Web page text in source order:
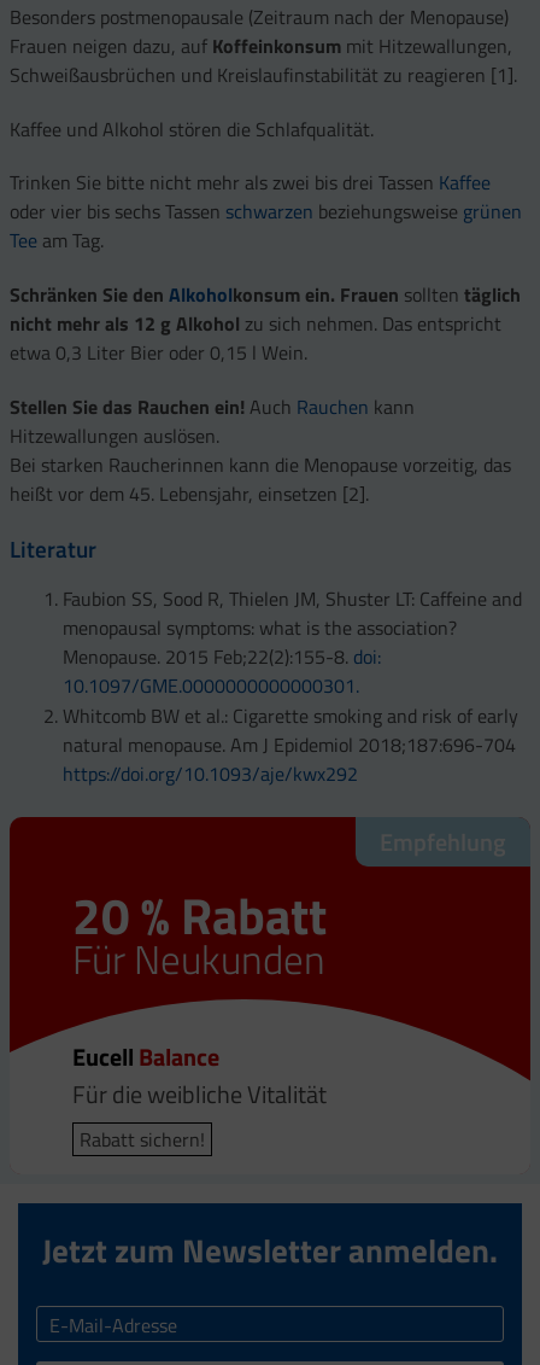
Besonders postmenopausale (Zeitraum nach der Menopause)
Frauen neigen dazu, auf Koffeinkonsum mit Hitzewallungen,
Schweißausbrüchen und Kreislaufinstabilität zu reagieren [1].
Kaffee und Alkohol stören die Schlafqualität.
Trinken Sie bitte nicht mehr als zwei bis drei Tassen Kaffee
oder vier bis sechs Tassen schwarzen beziehungsweise grünen
Tee am Tag.
Schränken Sie den Alkoholkonsum ein. Frauen sollten täglich
nicht mehr als 12 g Alkohol zu sich nehmen. Das entspricht
etwa 0,3 Liter Bier oder 0,15 l Wein.
Stellen Sie das Rauchen ein! Auch Rauchen kann
Hitzewallungen auslösen.
Bei starken Raucherinnen kann die Menopause vorzeitig, das
heißt vor dem 45. Lebensjahr, einsetzen [2].
Literatur
Faubion SS, Sood R, Thielen JM, Shuster LT: Caffeine and
menopausal symptoms: what is the association?
Menopause. 2015 Feb;22(2):155-8. doi:
10.1097/GME.0000000000000301.
Whitcomb BW et al.: Cigarette smoking and risk of early
natural menopause. Am J Epidemiol 2018;187:696-704
https://doi.org/10.1093/aje/kwx292
Empfehlung
20 % Rabatt
Für Neukunden
EucellBalance
Für die weibliche Vitalität
Rabatt sichern!
Jetzt zum Newsletter anmelden.